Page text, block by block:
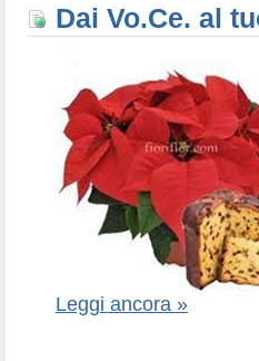
Dai Vo.Ce. al
Leggi ancora »